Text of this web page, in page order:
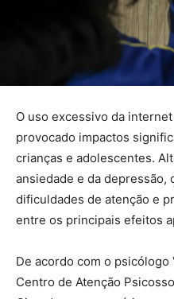
O uso excessivo da
provocado impactos
crianças e adolescentes.
ansiedade e da depressão,
dificuldades de atenção e
entre os principais efeitos
De acordo com o psicólogo
Centro de Atenção